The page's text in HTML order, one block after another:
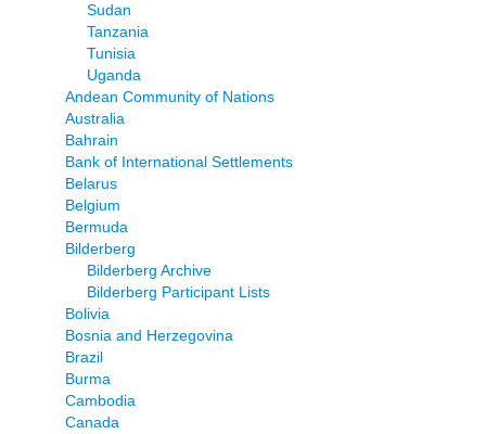
Sudan
Tanzania
Tunisia
Uganda
Andean Community of Nations
Australia
Bahrain
Bank of International Settlements
Belarus
Belgium
Bermuda
Bilderberg
Bilderberg Archive
Bilderberg Participant Lists
Bolivia
Bosnia and Herzegovina
Brazil
Burma
Cambodia
Canada